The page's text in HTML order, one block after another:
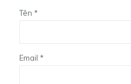
Tên *
Email *